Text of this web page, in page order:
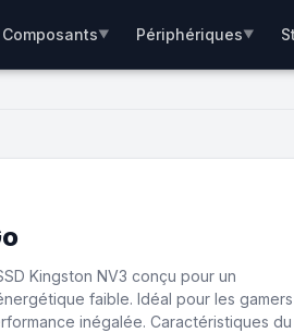
Composants▼ Périphériques▼
Kingston NV3 conçu pour un
faible. Idéal pour les gamers
inégalée. Caractéristiques du